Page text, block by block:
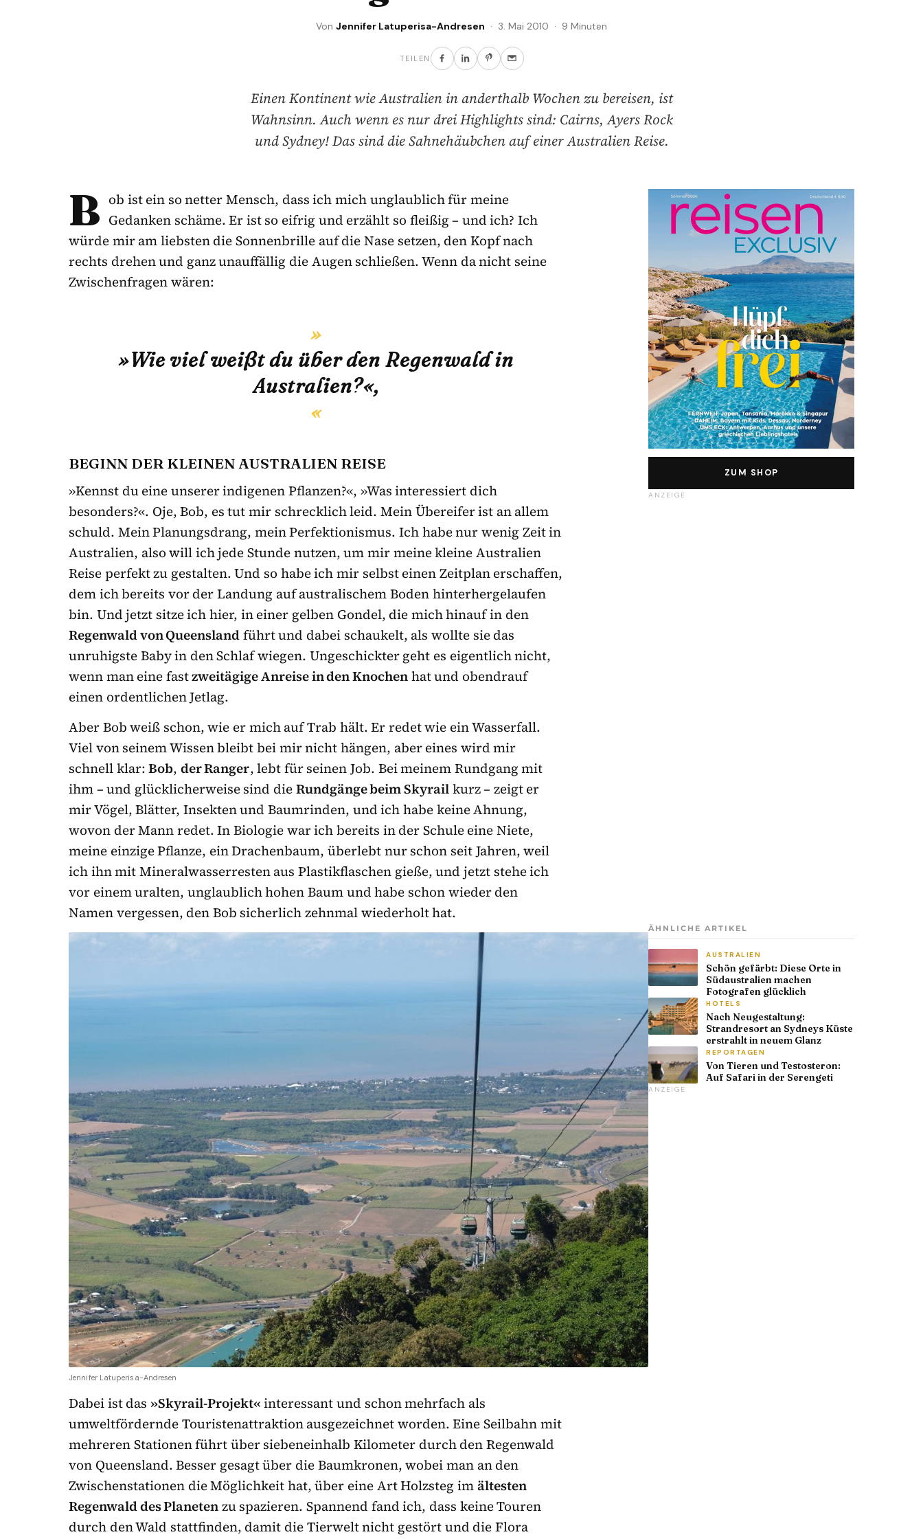
Von Jennifer Latuperisa-Andresen · 3. Mai 2010 · 9 Minuten
TEILEN
Einen Kontinent wie Australien in anderthalb Wochen zu bereisen, ist
Wahnsinn. Auch wenn es nur drei Highlights sind: Cairns, Ayers Rock
und Sydney! Das sind die Sahnehäubchen auf einer Australien Reise.
B ob ist ein so netter Mensch, dass ich mich unglaublich für meine
Gedanken schäme. Er ist so eifrig und erzählt so fleißig – und ich? Ich
würde mir am liebsten die Sonnenbrille auf die Nase setzen, den Kopf nach
rechts drehen und ganz unauffällig die Augen schließen. Wenn da nicht seine
Zwischenfragen wären:
»Wie viel weißt du über den Regenwald in
Australien?«,
BEGINN DER KLEINEN AUSTRALIEN REISE
»Kennst du eine unserer indigenen Pflanzen?«, »Was interessiert dich
besonders?«. Oje, Bob, es tut mir schrecklich leid. Mein Übereifer ist an allem
schuld. Mein Planungsdrang, mein Perfektionismus. Ich habe nur wenig Zeit in
Australien, also will ich jede Stunde nutzen, um mir meine kleine Australien
Reise perfekt zu gestalten. Und so habe ich mir selbst einen Zeitplan erschaffen,
dem ich bereits vor der Landung auf australischem Boden hinterhergelaufen
bin. Und jetzt sitze ich hier, in einer gelben Gondel, die mich hinauf in den
Regenwald von Queenslandführt und dabei schaukelt, als wollte sie das
unruhigste Baby in den Schlaf wiegen. Ungeschickter geht es eigentlich nicht,
wenn man eine fastzweitägige Anreise in den Knochenhat und obendrauf
einen ordentlichen Jetlag.
Aber Bob weiß schon, wie er mich auf Trab hält. Er redet wie ein Wasserfall.
Viel von seinem Wissen bleibt bei mir nicht hängen, aber eines wird mir
schnell klar:Bob, der Ranger, lebt für seinen Job. Bei meinem Rundgang mit
ihm – und glücklicherweise sind dieRundgänge beim Skyrailkurz – zeigt er
mir Vögel, Blätter, Insekten und Baumrinden, und ich habe keine Ahnung,
wovon der Mann redet. In Biologie war ich bereits in der Schule eine Niete,
meine einzige Pflanze, ein Drachenbaum, überlebt nur schon seit Jahren, weil
ich ihn mit Mineralwasserresten aus Plastikflaschen gieße, und jetzt stehe ich
vor einem uralten, unglaublich hohen Baum und habe schon wieder den
Namen vergessen, den Bob sicherlich zehnmal wiederholt hat.
Jennifer Latuperisa-Andresen
Dabei ist das »Skyrail-Projekt«interessant und schon mehrfach als
umweltfördernde Touristenattraktion ausgezeichnet worden. Eine Seilbahn mit
mehreren Stationen führt über siebeneinhalb Kilometer durch den Regenwald
von Queensland. Besser gesagt über die Baumkronen, wobei man an den
Zwischenstationen die Möglichkeit hat, über eine Art Holzsteg imältesten
Regenwald des Planetenzu spazieren. Spannend fand ich, dass keine Touren
durch den Wald stattfinden, damit die Tierwelt nicht gestört und die Flora
ZUM SHOP
ANZEIGE
ÄHNLICHE ARTIKEL
AUSTRALIEN
Schön gefärbt: Diese Orte in
Südaustralien machen
Fotografen glücklich
HOTELS
Nach Neugestaltung:
Strandresort an Sydneys Küste
erstrahlt in neuem Glanz
REPORTAGEN
Von Tieren und Testosteron:
Auf Safari in der Serengeti
ANZEIGE